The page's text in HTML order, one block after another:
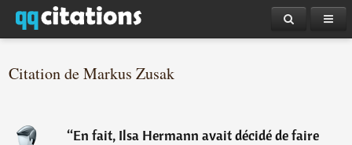
Citation de Markus Zusak
“En fait, Ilsa Hermann avait décidé de faire